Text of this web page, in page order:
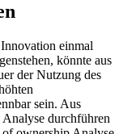
einmal
könnte aus
der Nutzung des
sein. Aus
durchführen